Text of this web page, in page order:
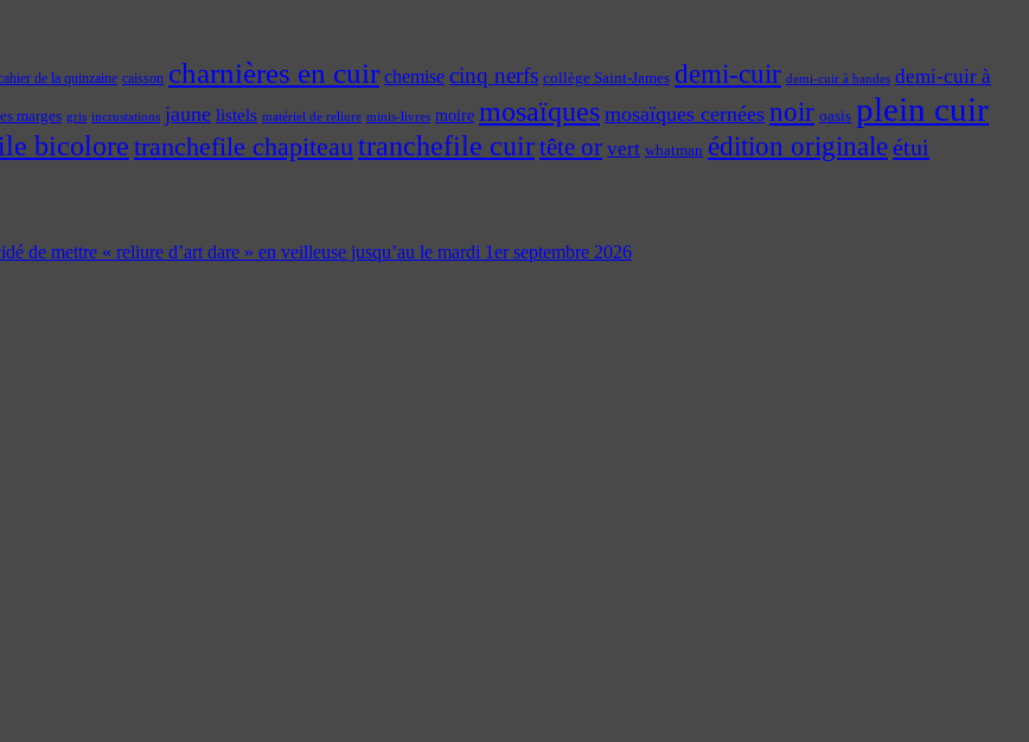
de la quinzaine caisson charnières en cuir chemise cinq nerfs collège Saint-James demi-cuir demi-cuir à bandes demi-cuir à
marges gris incrustations jaune listels matériel de reliure minis-livres moire mosaïques mosaïques cernées noir oasis plein cuir
bicolore tranchefile chapiteautranchefile cuirtête or vert whatman édition originaleétui
de mettre « reliure d’art dare » en veilleuse jusqu’au le mardi 1er septembre 2026